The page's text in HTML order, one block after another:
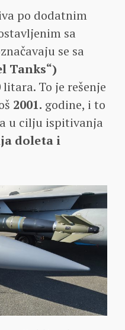
po dodatnim
sa
se sa
Tanks“)
litara. To je rešenje
2001. godine, i to
u cilju ispitivanja
doleta i